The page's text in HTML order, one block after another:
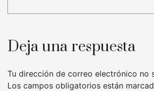
Deja una respuesta
Tu dirección de correo electrónico no
Los campos obligatorios están